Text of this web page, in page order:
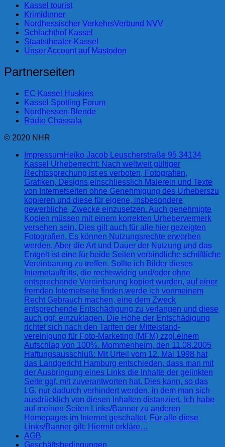
Kassel tourist
Krimidinner
Nordhessischer VerkehrsVerbund NVV
Schlachthof Kassel
Staatstheater-Kassel
Unser Account auf Mastodon
Partnerseiten
EC Kassel Huskies
Kassel Spotting Forum
Nordhessen-Blende
Radio Chassala
© 2020 NHR
ImpressumHeiko Jacob Leuscherstraße 95 34134
Kassel Urheberrecht: Nach weltweit gültiger
Rechtssprechung ist es verboten, Fotografien,
Grafiken, Designs,einschliesslich Malerein und Texte
von Internetseiten ohne Genehmigung des Urheberszu
kopieren und diese für eigene, insbesondere
gewerbliche, Zwecke einzusetzen. Auch genehmigte
Kopien müssen mit einem korrekten Urhebervermerk
versehen sein. Dies gilt auch für alle hier gezeigten
Fotografien. Es können Nutzungsrechte erworben
werden. Aber die Art und Dauer der Nutzung und das
Entgelt ist eine für beide Seiten verbindliche schriftliche
Vereinbarung zu treffen. Sollte ich Bilder dieses
Internetauftritts, die rechtswidrig und/oder ohne
entsprechende Vereinbarung kopiert wurden, auf einer
fremden Internetseite finden,werde ich vonmeinem
Recht Gebrauch machen, eine dem Zweck
entsprechende Entschädigung zu verlangen und diese
auch ggf. einzuklagen. Die Höhe der Entschädigung
richtet sich nach den Tarifen der Mittelstand-
vereinigung für Foto-Marketing (MFM) zzgl.einem
Aufschlag von 100%. Mommenheim, den 11.08.2005
Haftungsausschluß: Mit Urteil vom 12. Mai 1998 hat
das Landgericht Hamburg entschieden, dass man mit
der Ausbringung eines Links die Inhalte der gelinkten
Seite ggf. mit zuverantworten hat. Dies kann, so das
LG, nur dadurch verhindert werden, in dem man sich
ausdrücklich von diesen Inhalten distanziert. Ich habe
auf meinen Seiten Links/Banner zu anderen
Homepages im Internet geschaltet. Für alle diese
Links/Banner gilt: Hiermit erkläre…
AGB
Geschäftsbedingungen